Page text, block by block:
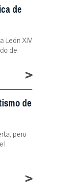
de
León XIV
de
>
de
pero
>